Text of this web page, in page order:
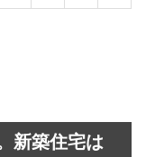
新築住宅は